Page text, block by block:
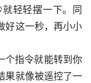
轻轻摆一下。同
好这一秒，再小小
个指令就能转到你
果就像被遥控了一